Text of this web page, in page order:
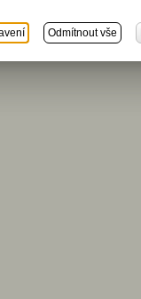
Odmítnout vše